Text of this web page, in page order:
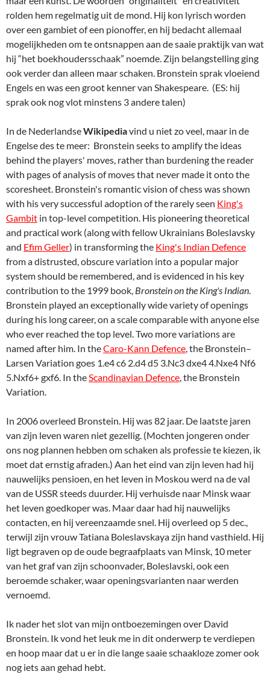
with pages of analysis of moves that never made it onto the
scoresheet. Bronstein's romantic vision of chess was shown
with his very successful adoption of the rarely seen
Gambit
in top-level competition. His pioneering theoretical
and practical work (along with fellow Ukrainians Boleslavsky
King's Indian Defence
from a distrusted, obscure variation into a popular major
system should be remembered, and is evidenced in his key
Bronstein played an exceptionally wide variety of openings
during his long career, on a scale comparable with anyone else
who ever reached the top level. Two more variations are
named after him. In the
5.Nxf6+ gxf6. In the
Scandinavian Defence
, the Bronstein
Variation.
In 2006 overleed Bronstein. Hij was 82 jaar. De laatste jaren
van zijn leven waren niet gezellig. (Mochten jongeren onder
ons nog plannen hebben om schaken als professie te kiezen, ik
moet dat ernstig afraden.) Aan het eind van zijn leven had hij
nauwelijks pensioen, en het leven in Moskou werd na de val
van de USSR steeds duurder. Hij verhuisde naar Minsk waar
het leven goedkoper was. Maar daar had hij nauwelijks
contacten, en hij vereenzaamde snel. Hij overleed op 5 dec.,
terwijl zijn vrouw Tatiana Boleslavskaya zijn hand vasthield. Hij
ligt begraven op de oude begraafplaats van Minsk, 10 meter
Ik nader het slot van mijn ontboezemingen over David
Bronstein. Ik vond het leuk me in dit onderwerp te verdiepen
en hoop maar dat u er in die lange saaie schaakloze zomer ook
En waarom deze artikelen de titel "De tovenaarsleerling"
dragen? Naar zijn boek dat ik koester. En waarom dat boek die
titel draagt? Medeauteur Fürstenberg vindt Bronstein de
tovenaar en de lezer van het boek zijn leerling. U hoort daar nu
ook bij. Maar dan moet u wel mijn stukjes gelezen hebben.